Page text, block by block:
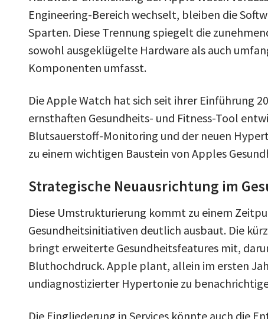
Engineering-Bereich wechselt, bleiben die
Sparten. Diese Trennung spiegelt die
sowohl ausgeklügelte Hardware als auch
Komponenten umfasst.
Die Apple Watch hat sich seit ihrer Einführung
ernsthaften Gesundheits- und Fitness-Tool
Blutsauerstoff-Monitoring und der neuen
zu einem wichtigen Baustein von Apples
Strategische Neuausrichtung im
Diese Umstrukturierung kommt zu einem
Gesundheitsinitiativen deutlich ausbaut. Die
bringt erweiterte Gesundheitsfeatures mit,
Bluthochdruck. Apple plant, allein im ersten
undiagnostizierter Hypertonie zu
Die Eingliederung in Services könnte auch die